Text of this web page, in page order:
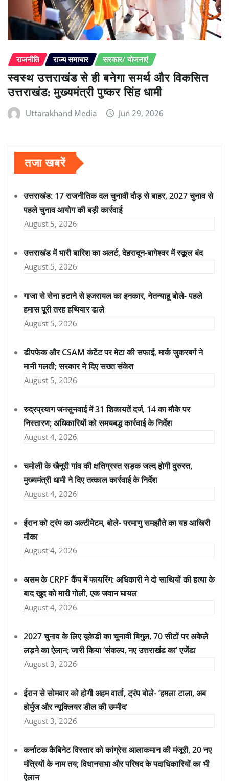
राजनीति राज्य समाचार सरकार/ योजनाएं
स्वस्थ उत्तराखंड से ही बनेगा समर्थ और विकसित
उत्तराखंड: मुख्यमंत्री पुष्कर सिंह धामी
Uttarakhand Media Jun 29, 2026
तजा खबरें
उत्तराखंड: 17 राजनीतिक दल चुनावी दौड़ से बाहर, 2027 चुनाव से
पहले चुनाव आयोग की बड़ी कार्रवाई
August 5, 2026
उत्तराखंड में भारी बारिश का अलर्ट, देहरादून-बागेश्वर में स्कूल बंद
August 5, 2026
गाजा से सेना हटाने से इजरायल का इनकार, नेतन्याहू बोले- पहले
हमास पूरी तरह हथियार डाले
August 5, 2026
डीपफेक और CSAM कंटेंट पर मेटा की सफाई, मार्क जुकरबर्ग ने
मानी गलती; सरकार ने दिए सख्त संकेत
August 5, 2026
रुद्रप्रयाग जनसुनवाई में 31 शिकायतें दर्ज, 14 का मौके पर
निस्तारण; अधिकारियों को समयबद्ध कार्रवाई के निर्देश
August 4, 2026
चमोली के खैनूरी गांव की क्षतिग्रस्त सड़क जल्द होगी दुरुस्त,
मुख्यमंत्री धामी ने दिए तत्काल कार्रवाई के निर्देश
August 4, 2026
ईरान को ट्रंप का अल्टीमेटम, बोले- परमाणु समझौते का यह आखिरी
मौका
August 4, 2026
असम के CRPF कैंप में फायरिंग: अधिकारी ने दो साथियों की हत्या के
बाद खुद को मारी गोली, एक जवान घायल
August 4, 2026
2027 चुनाव के लिए यूकेडी का चुनावी बिगुल, 70 सीटों पर अकेले
लड़ने का ऐलान; जारी किया ‘संकल्प, नए उत्तराखंड का’ एजेंडा
August 3, 2026
ईरान से सोमवार को होगी अहम वार्ता, ट्रंप बोले- ‘हमला टाला, अब
होर्मुज और न्यूक्लियर डील की उम्मीद’
August 3, 2026
कर्नाटक कैबिनेट विस्तार को कांग्रेस आलाकमान की मंजूरी, 20 नए
मंत्रियों के नाम तय; विधानसभा और परिषद के पदाधिकारियों का भी
ऐलान